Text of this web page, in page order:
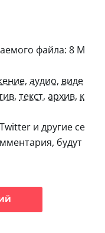
файла: 8 М
, аудио, виде
, текст, архив, к
и другие се
будут